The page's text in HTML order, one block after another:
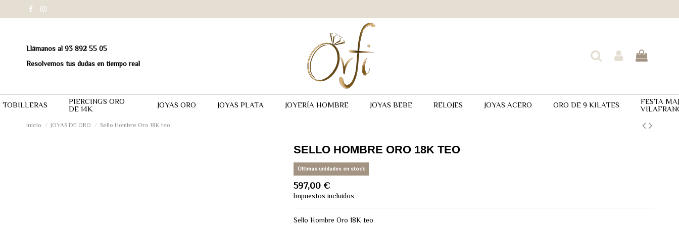
Llámanos al 93 892 55 05
Resolvemos tus dudas en tiempo real
TOBILLERAS
PIERCINGS ORO
DE 14K
JOYAS ORO JOYAS PLATA JOYERÍA HOMBRE JOYAS BEBE RELOJES JOYAS ACERO ORO DE 9 KILATES
FESTA
Inicio JOYAS DE ORO Sello Hombre Oro 18K teo
SELLO HOMBRE ORO 18K TEO
Últimas unidades en stock
597,00 €
Impuestos incluidos
Sello Hombre Oro 18K teo